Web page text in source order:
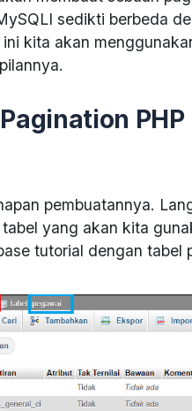
sedikti berbeda
kita akan
PHP
pembuatannya.
yang akan kita
tutorial dengan tabel